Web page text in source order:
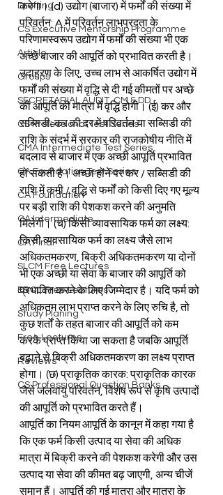
Drafting
CS Executive Mentorship Programme
Article
Groups
SECRETARIAL AUDIT, CM & DD
CS Professional Test Series
CMA Intermediate Test Series
CA Foundation Test Series
CA Foundation
CA Intermediate
CA Final
SLCM Free Lectures
EBCL Free Lectures
Study Planing
Free Lectures
Reviews
CS Professional Question Banks
करेगा। (d) उद्योग (बाजार) में फर्मों की संख्या में
परिवर्तन: A में परिवर्तन लाभप्रदता के
परिणामस्वरूप उद्योग में फर्मों की संख्या भी एक
अच्छे बाजार की आपूर्ति को प्रभावित करती है।
उदाहरण के लिए, उच्च लाभ से आकर्षित उद्योग में
फर्मों की संख्या में वृद्धि से दी गई कीमतों पर अच्छे
की आपूर्ति की मात्रा में वृद्धि होगी। (ई) कर और
सब्सिडी: कर की दर में परिवर्तन या सब्सिडी की
राशि के संदर्भ में सरकार की राजकोषीय नीति में
बदलाव से बाजार में एक अच्छी आपूर्ति प्रभावित
हो सकती है। अच्छा होने पर कर / सब्सिडी की
राशि में कमी / वृद्धि से फर्मों को किसी दिए गए मूल्य
पर बड़ी राशि की पेशकश करने की अनुमति
मिलेगी। (च) किसी व्यावसायिक फर्म का लक्ष्य:
किसी व्यवसायिक फर्म का लक्ष्य जैसे लाभ
अधिकतमकरण, बिक्री अधिकतमकरण या दोनों
भी एक अच्छी या सेवा के बाजार की आपूर्ति को
प्रभावित करने के लिए जिम्मेदार है। यदि फर्म को
अधिकतम लाभ प्राप्त करने के लिए रुचि है, तो
कुछ शर्तों के तहत बाजार की आपूर्ति को कम
करके प्राप्त किया जा सकता है जबकि आपूर्ति
बढ़ाने से बिक्री अधिकतमकरण का लक्ष्य प्राप्त
होगा। (छ) प्राकृतिक कारक: प्राकृतिक कारक
जैसे जलवायु परिवर्तन, विशेष रूप से कृषि उत्पादों
की आपूर्ति को प्रभावित करते हैं।
आपूर्ति का नियम आपूर्ति के कानून में कहा गया है
कि एक फर्म किसी उत्पाद या सेवा की अधिक
मात्रा में बिक्री करने की पेशकश करेगी और उस
उत्पाद या सेवा की कीमत बढ़ जाएगी, अन्य चीजें
समान हैं। आपूर्ति की गई मात्रा और मात्रा के